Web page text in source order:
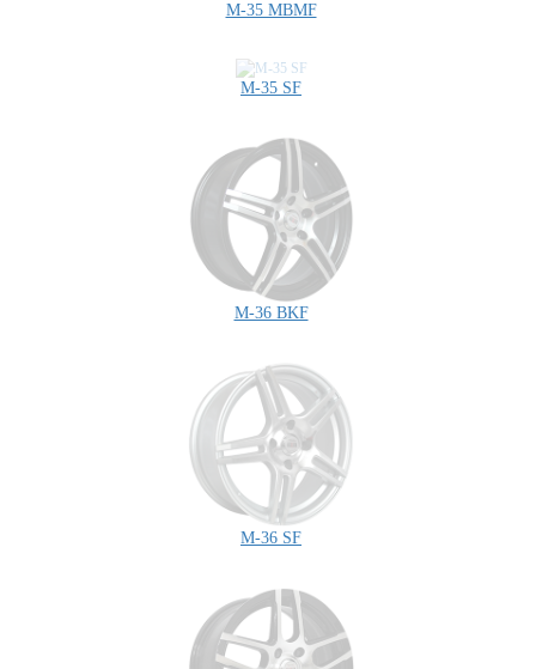
M-35 MBMF
M-35 SF
M-36 BKF
M-36 SF